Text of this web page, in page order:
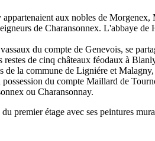
aux nobles de Morgenex,
de Charansonnex. L'abbaye de
du compte de Genevois, se
restes de cinq châteaux féodaux à
de la commune de Ligniére et
du compte Maillard de
ou Charansonnay.
premier étage avec ses peintures